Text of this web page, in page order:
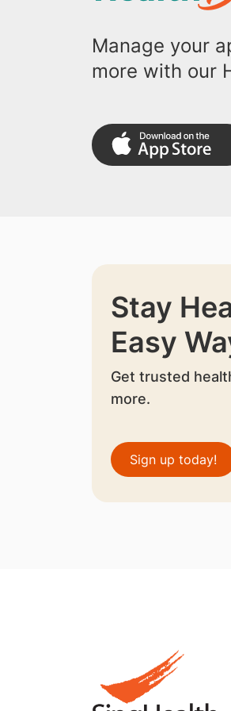
Manage your
more with our
Stay
Easy
Get trusted
more.
Sign up today!